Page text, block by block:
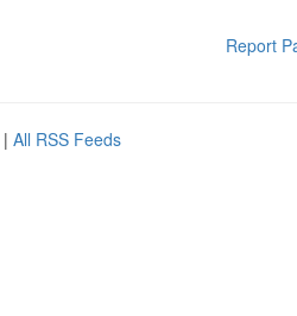
Report
| All RSS Feeds